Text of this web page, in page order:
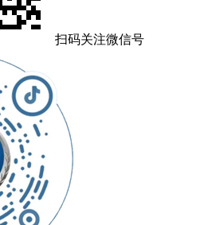
扫码关注微信号